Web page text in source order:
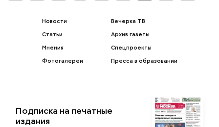
Новости
Статьи
Мнения
Фотогалереи
Вечерка ТВ
Архив газеты
Спецпроекты
Пресса в образовании
Подписка на печатные
издания